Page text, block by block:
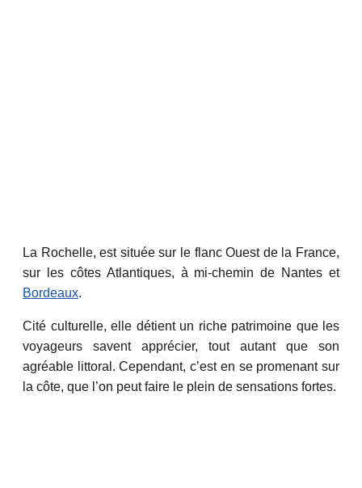
La Rochelle, est située sur le flanc Ouest de la France,
sur les côtes Atlantiques, à mi-chemin de Nantes et
Bordeaux.
Cité culturelle, elle détient un riche patrimoine que les
voyageurs savent apprécier, tout autant que son
agréable littoral. Cependant, c’est en se promenant sur
la côte, que l’on peut faire le plein de sensations fortes.